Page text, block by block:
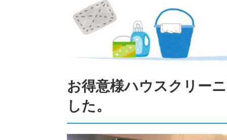
お得意様ハウスクリー
した。